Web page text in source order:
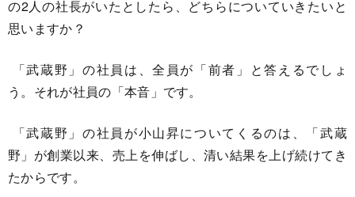
の2人の社長がいたとしたら、どちらについていきたいと
思いますか？
「武蔵野」の社員は、全員が「前者」と答えるでしょ
う。それが社員の「本音」です。
「武蔵野」の社員が小山昇についてくるのは、「武蔵
野」が創業以来、売上を伸ばし、清い結果を上げ続けてき
たからです。